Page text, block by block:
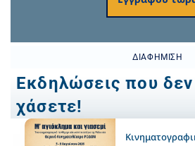
ΔΙΑΦΉΜΙΣΗ
Εκδηλώσεις που
χάσετε!